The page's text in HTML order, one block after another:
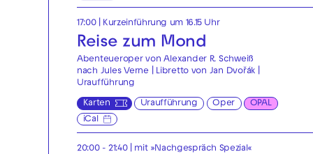
17:00 | Kurzeinführung um 16.15 Uhr
Reise zum Mond
Abenteueroper von Alexander R. Schweiß
nach Jules Verne | Libretto von Jan Dvořák |
Uraufführung
Karten Uraufführung Oper
OPAL
iCal
20:00 - 21:40 | mit »Nachgespräch Spezial«